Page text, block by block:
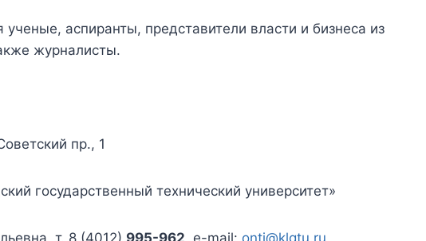
аспиранты, представители власти и бизнеса из
журналисты.
пр., 1
государственный технический университет»